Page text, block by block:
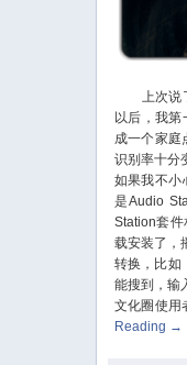
上次说了
以后，我第
成一个家庭
识别率十分
如果我不小
是Audio
Station套
载安装了，
转换，比如
能搜到，输
文化圈使用
Reading →